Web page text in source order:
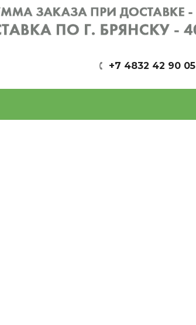
+7 4832 42 90 05